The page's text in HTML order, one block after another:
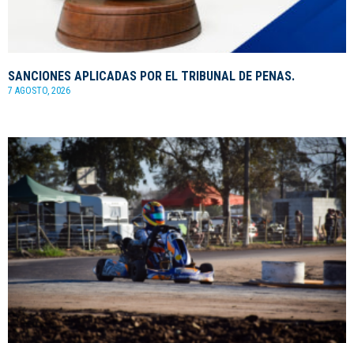
SANCIONES APLICADAS POR EL TRIBUNAL DE PENAS.
7 AGOSTO, 2026